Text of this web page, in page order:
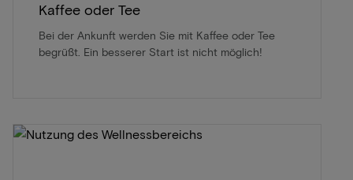
Kaffee oder Tee
Bei der Ankunft werden Sie mit Kaffee oder Tee
begrüßt. Ein besserer Start ist nicht möglich!